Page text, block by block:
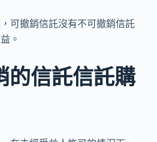
可撤銷信託沒有不可撤銷信託
。
的信託信託購